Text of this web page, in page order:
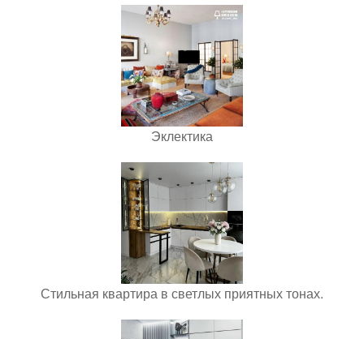
Эклектика
Стильная квартира в светлых приятных тонах.